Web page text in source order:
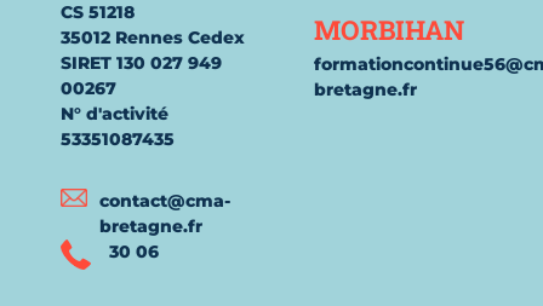
CS 51218
35012 Rennes Cedex
SIRET 130 027 949
00267
N° d'activité
53351087435
contact@cma-
bretagne.fr
30 06
MORBIHAN
bretagne.fr